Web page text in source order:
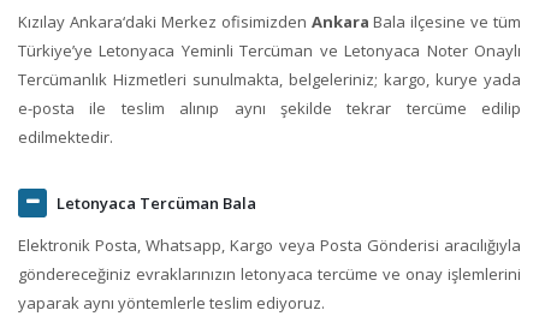
Kızılay Ankara‘daki Merkez ofisimizden Ankara Bala ilçesine ve tüm
Türkiye’ye Letonyaca Yeminli Tercüman ve Letonyaca Noter Onaylı
Tercümanlık Hizmetleri sunulmakta, belgeleriniz; kargo, kurye yada
e-posta ile teslim alınıp aynı şekilde tekrar tercüme edilip
edilmektedir.
Letonyaca Tercüman Bala
Elektronik Posta, Whatsapp, Kargo veya Posta Gönderisi aracılığıyla
göndereceğiniz evraklarınızın letonyaca tercüme ve onay işlemlerini
yaparak aynı yöntemlerle teslim ediyoruz.